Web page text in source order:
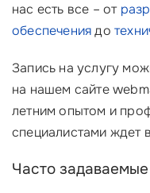
нас есть все – от
обеспечениядо
Запись на услугу
на нашем сайте
летним опытом и
специалистами ждет
Часто